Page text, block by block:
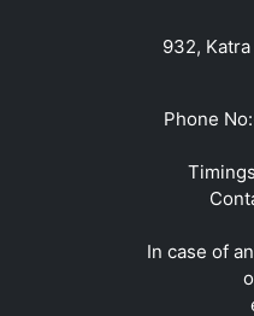
932,
Phone
In case of